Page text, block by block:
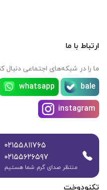
تکنودوخت
ارتباط با ما
ما را در شبکه‌های اجتماعی دنبال
bale
whatsapp
instagram
۰۲۱۵۵۸۱۱۷۶۵
۰۲۱۵۵۶۲۶۵۹۷
منتظر صدای گرم شما هستیم